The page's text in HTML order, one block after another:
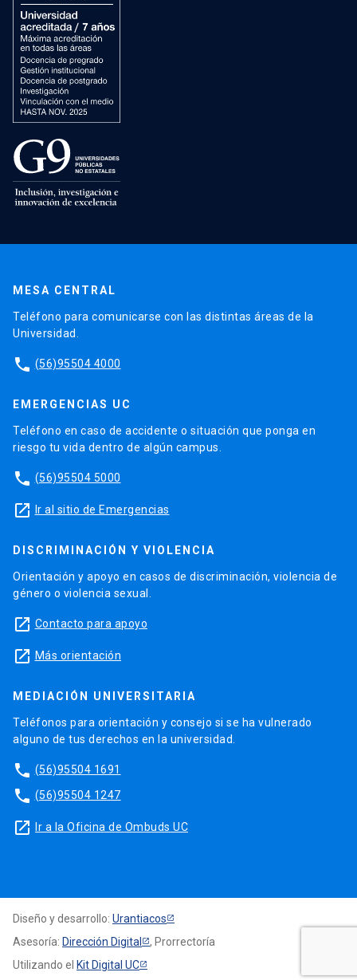
MESA CENTRAL
Teléfono para comunicarse con las distintas áreas de la
Universidad.
phone (56)95504 4000
EMERGENCIAS UC
Teléfono en caso de accidente o situación que ponga en
riesgo tu vida dentro de algún campus.
phone (56)95504 5000
launch Ir al sitio de Emergencias
DISCRIMINACIÓN Y VIOLENCIA
Orientación y apoyo en casos de discriminación, violencia de
género o violencia sexual.
launch Contacto para apoyo
launch Más orientación
MEDIACIÓN UNIVERSITARIA
Teléfonos para orientación y consejo si se ha vulnerado
alguno de tus derechos en la universidad.
phone (56)95504 1691
phone (56)95504 1247
launch Ir a la Oficina de Ombuds UC
Diseño y desarrollo: Urantiacos
Asesoría: Dirección Digital
, Prorrectoría
Utilizando el Kit Digital UC